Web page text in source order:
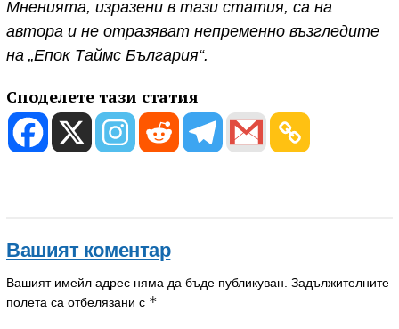
Мненията, изразени в тази статия, са на
автора и не отразяват непременно възгледите
на „Епок Таймс България“.
Споделете тази статия
Вашият коментар
Вашият имейл адрес няма да бъде публикуван. Задължителните
полета са отбелязани с *